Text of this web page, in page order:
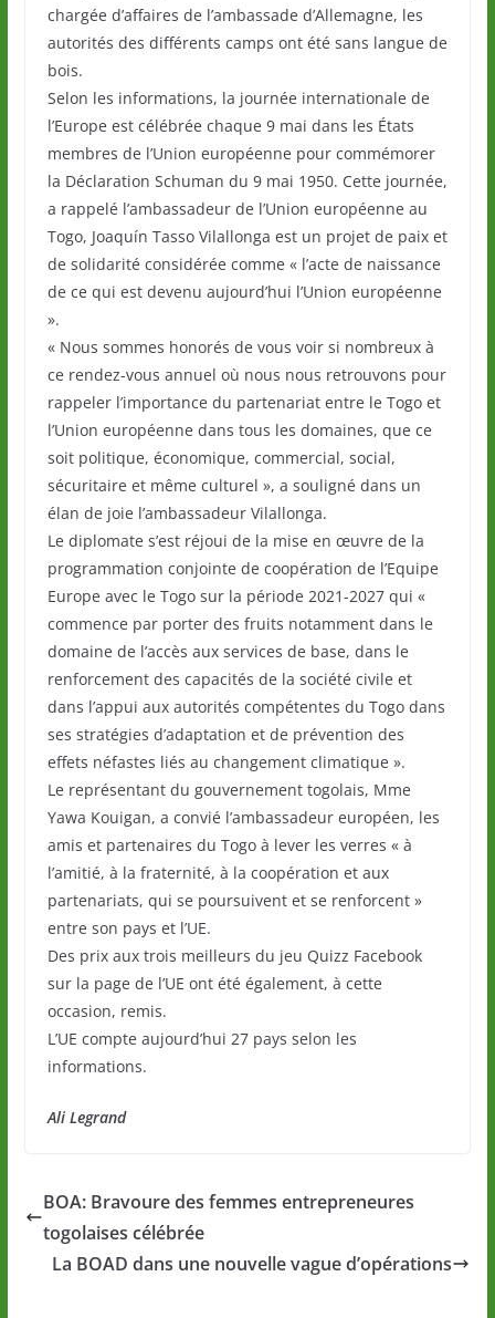
chargée d’affaires de l’ambassade d’Allemagne, les
autorités des différents camps ont été sans langue de
bois.
Selon les informations, la journée internationale de
l’Europe est célébrée chaque 9 mai dans les États
membres de l’Union européenne pour commémorer
la Déclaration Schuman du 9 mai 1950. Cette journée,
a rappelé l’ambassadeur de l’Union européenne au
Togo, Joaquín Tasso Vilallonga est un projet de paix et
de solidarité considérée comme « l’acte de naissance
de ce qui est devenu aujourd’hui l’Union européenne
».
« Nous sommes honorés de vous voir si nombreux à
ce rendez-vous annuel où nous nous retrouvons pour
rappeler l’importance du partenariat entre le Togo et
l’Union européenne dans tous les domaines, que ce
soit politique, économique, commercial, social,
sécuritaire et même culturel », a souligné dans un
élan de joie l’ambassadeur Vilallonga.
Le diplomate s’est réjoui de la mise en œuvre de la
programmation conjointe de coopération de l’Equipe
Europe avec le Togo sur la période 2021-2027 qui «
commence par porter des fruits notamment dans le
domaine de l’accès aux services de base, dans le
renforcement des capacités de la société civile et
dans l’appui aux autorités compétentes du Togo dans
ses stratégies d’adaptation et de prévention des
effets néfastes liés au changement climatique ».
Le représentant du gouvernement togolais, Mme
Yawa Kouigan, a convié l’ambassadeur européen, les
amis et partenaires du Togo à lever les verres « à
l’amitié, à la fraternité, à la coopération et aux
partenariats, qui se poursuivent et se renforcent »
entre son pays et l’UE.
Des prix aux trois meilleurs du jeu Quizz Facebook
sur la page de l’UE ont été également, à cette
occasion, remis.
L’UE compte aujourd’hui 27 pays selon les
informations.
Ali Legrand
BOA: Bravoure des femmes entrepreneures
togolaises célébrée
La BOAD dans une nouvelle vague d’opérations